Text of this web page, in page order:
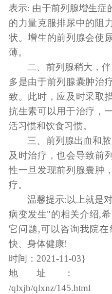
表示: 由于前列腺增生症
的力量克服排尿中的阻
状。增生的前列腺会使
薄。
二、前列腺稍大，伴
多是由于前列腺囊肿治
致。此时，应及时采取
抗生素可以用于治疗，
活习惯和饮食习惯。
三、前列腺出血和脓
及时治疗，也会导致前
性一旦发现前列腺囊肿
疗。
温馨提示:以上就是对
病变发生"的相关介绍,
它问题,可以咨询我院
快、身体健康!
时间：2021-11-03}
地址：
/qlxjb/qlxnz/145.html